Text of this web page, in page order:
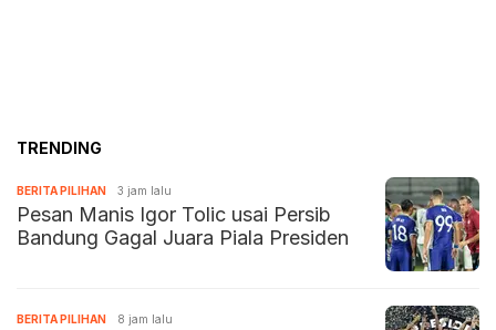
TRENDING
BERITA PILIHAN 3 jam lalu
Pesan Manis Igor Tolic usai Persib
Bandung Gagal Juara Piala Presiden
BERITA PILIHAN 8 jam lalu